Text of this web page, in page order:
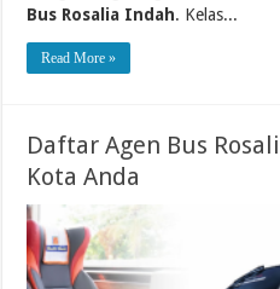
Bus Rosalia Indah. Kelas...
Read More »
Daftar Agen Bus
Kota Anda